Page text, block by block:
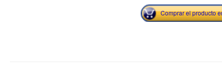
Comprar el producto